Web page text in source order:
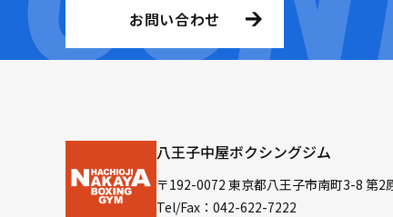
お問い合わせ
八王子中屋ボクシングジム
〒192-0072 東京都八王子市南町3-8 第2
Tel/Fax：042-622-7222